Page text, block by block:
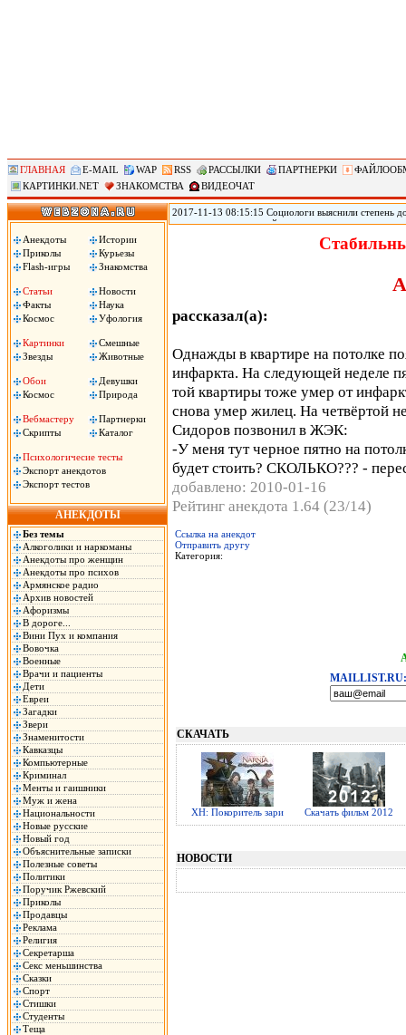
ГЛАВНАЯ E-MAIL WAP RSS РАССЫЛКИ ПАРТНЕРКИ
КАРТИНКИ.NET
ЗНАКОМСТВА ВИДЕОЧАТ
Анекдоты
Истории
Приколы
Курьезы
Flash-игры
Знакомства
Статьи
Новости
Факты
Наука
Космос
Уфология
Картинки
Смешные
Звезды
Животные
Обои
Девушки
Космос
Природа
Вебмастеру
Партнерки
Скрипты
Каталог
Психологичесие тесты
Экспорт анекдотов
Экспорт тестов
АНЕКДОТЫ
Без темы
Алкоголики и наркоманы
Анекдоты про женщин
Анекдоты про психов
Армянское радио
Архив новостей
Афоризмы
В дороге...
Вини Пух и компания
Вовочка
Военные
Врачи и пациенты
Дети
Евреи
Загадки
Звери
Знаменитости
Кавказцы
Компьютерные
Криминал
Менты и гаишники
Муж и жена
Национальности
Новые русские
Новый год
Объяснительные записки
Полезные советы
Политики
Поручик Ржевский
Приколы
Продавцы
Реклама
Религия
Секретарша
Секс меньшинства
Сказки
Спорт
Стишки
Студенты
Теща
2017-11-13 08:15:15 Социологи выяснили степень
журналистам и полицейским, следует из
полицейские – 3,12 баллов. При этом 40% заявили,
рассказал(а):
Однажды в квартире на потолке
инфаркта. На следующей неделе
той квартиры тоже умер от
снова умер жилец. На четвёртой
Сидоров позвонил в ЖЭК:
-У меня тут черное пятно на
будет стоить? СКОЛЬКО??? -
добавлено: 2010-01-16
Рейтинг анекдота 1.64 (23/14)
Ссылка на анекдот
Отправить другу
Категория:
MAILLIST.RU:
СКАЧАТЬ
ХН: Покоритель зари Скачать фильм 2012
НОВОСТИ